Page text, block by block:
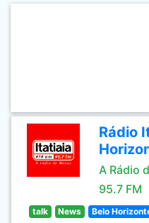
Rádio
A Rádio
95.7 FM
talk News Belo